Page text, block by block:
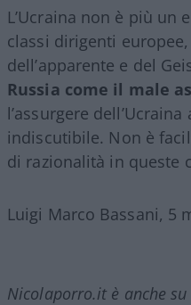
L’Ucraina non è più un
classi dirigenti
dell’apparente e del
Russia come il male
l’assurgere
indiscutibile. Non è
di razionalità in queste
Luigi Marco Bassani, 5
Nicolaporro.it è anche su